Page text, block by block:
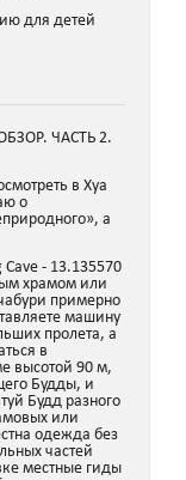
для детей
ЧАСТЬ 2.
в Хуа
о
а
- 13.135570
храмом или
примерно
машину
пролета, а
в
высотой 90 м,
Будды, и
Будд разного
или
одежда без
частей
местные гиды